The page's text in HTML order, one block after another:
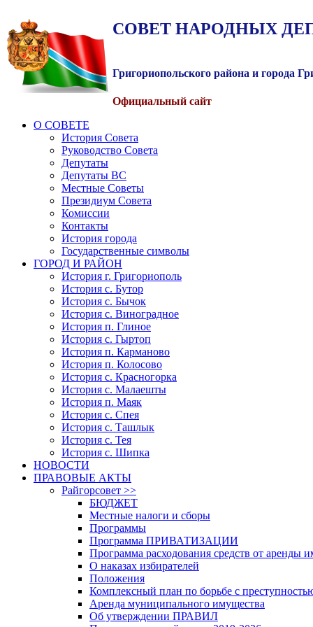
СОВЕТ НАРОДНЫХ
Григориопольского района и города
Официальный сайт
О СОВЕТЕ
История Совета
Руководство Совета
Депутаты
Депутаты ВС
Местные Советы
Президиум Совета
Комиссии
Контакты
История города
Государственные символы
ГОРОД И РАЙОН
История г. Григориополь
История с. Бутор
История с. Бычок
История с. Виноградное
История п. Глиное
История с. Гыртоп
История п. Карманово
История п. Колосово
История с. Красногорка
История с. Малаешты
История п. Маяк
История с. Спея
История с. Ташлык
История с. Тея
История с. Шипка
НОВОСТИ
ПРАВОВЫЕ АКТЫ
Райгорсовет >>
БЮДЖЕТ
Местные налоги и сборы
Программы
Программа ПРИВАТИЗАЦИИ
Программа расходования средств от аренды
О наказах избирателей
Положения
Комплексный план по борьбе с
Аренда муниципального имущества
Об утверждении ПРАВИЛ